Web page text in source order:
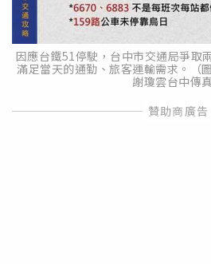
因應台鐵51停駛，台中市交通局爭取
滿足當天的通勤、旅客運輸需求。（
謝瓊雲台中傳真